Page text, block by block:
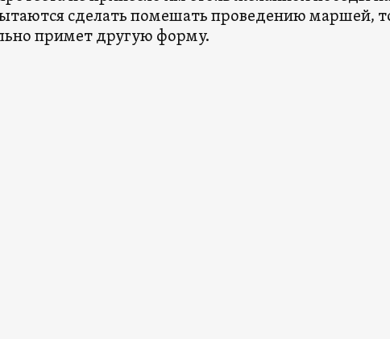
сделать помешать проведению маршей,
примет другую форму.